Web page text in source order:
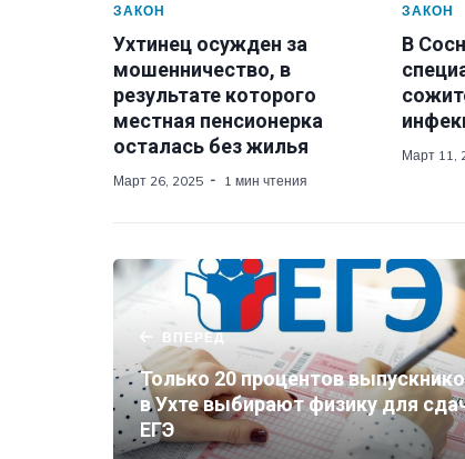
ЗАКОН
Ухтинец осужден за
мошенничество, в
результате которого
местная пенсионерка
осталась без жилья
Март 26, 2025 1 мин чтения
ЗАКОН
В
Март 11,
ВПЕРЕД
Только 20 процентов
в Ухте выбирают физику для
ЕГЭ